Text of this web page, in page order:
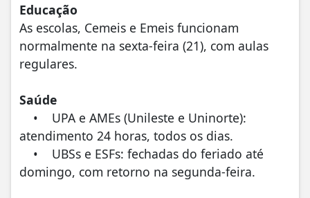
Educação
As escolas, Cemeis e Emeis funcionam
normalmente na sexta-feira (21), com aulas
regulares.
Saúde
• UPA e AMEs (Unileste e Uninorte):
atendimento 24 horas, todos os dias.
• UBSs e ESFs: fechadas do feriado até
domingo, com retorno na segunda-feira.